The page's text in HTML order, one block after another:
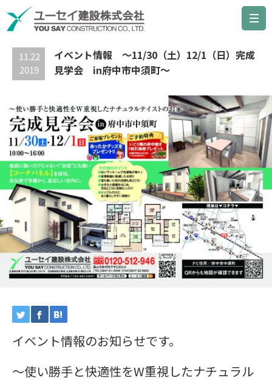
最新の記事
11.22
2019
イベント情報 ～11/30（土）12/1（日）完成
見学会 in府中市中須町～
イベント情報のお知らせです。
～使い勝手と快適性をW重視したナチュラル